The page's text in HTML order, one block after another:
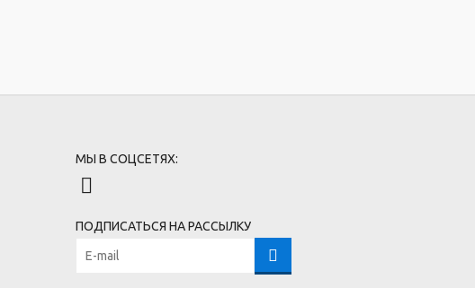
МЫ В СОЦСЕТЯХ:
ПОДПИСАТЬСЯ НА РАССЫЛКУ